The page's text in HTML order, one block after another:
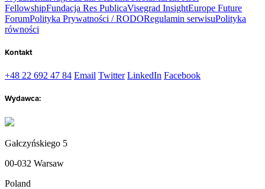
FellowshipFundacja Res PublicaVisegrad InsightEurope Future
ForumPolityka Prywatności / RODORegulamin serwisuPolityka
równości
Kontakt
+48 22 692 47 84 Email Twitter LinkedIn Facebook
Wydawca:
Gałczyńskiego 5
00-032 Warsaw
Poland